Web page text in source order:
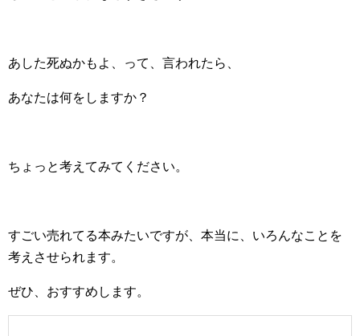
あした死ぬかもよ、って、言われたら、
あなたは何をしますか？
ちょっと考えてみてください。
すごい売れてる本みたいですが、本当に、いろんなことを
考えさせられます。
ぜひ、おすすめします。